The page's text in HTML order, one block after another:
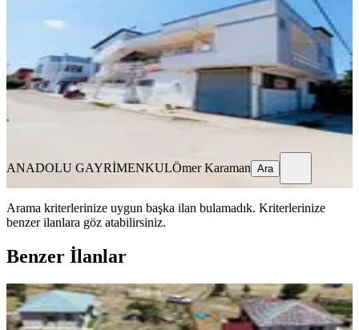
İmamoğlu, Tuna Mahallesi
3+1·110 m²·01.08.2026
5.200.000 ₺
ANADOLU GAYRİMENKULÖmer Karaman
ANADOLU GAYRİMENKULÖmer Karaman Ara
Arama kriterlerinize uygun başka ilan bulamadık. Kriterlerinize
benzer ilanlara göz atabilirsiniz.
Benzer İlanlar
YENİ
Kozan Divan Emlak'tan Göller Yeni
Kuyu'da Sıfır Lüks Müstakil